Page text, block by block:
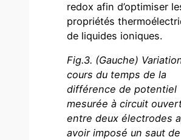
redox afin d’optimiser
propriétés
de liquides ioniques.
Fig.3. (Gauche)
cours du temps de la
différence de potentiel
mesurée à circuit
entre deux électrodes
avoir imposé un saut de